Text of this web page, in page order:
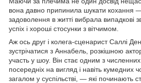
вона давно припинила шукати кохання
задоволення в житті вибрала випадкові
успіх і хороші стосунки з вітчимом.
Аж ось друг і колега-сценарист Саллі
зустрічатися з Аннабель, розкішною
участь у шоу. Він стає одним з
посередніх на вигляд і навіть кумедних
загалом у суспільстві, — які починають